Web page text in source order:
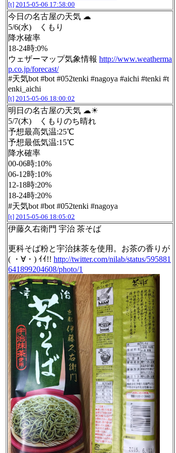
[t] 2015-05-06 17:58:00
今日の名古屋の天気 ☁
5/6(水) くもり
降水確率
18-24時:0%
ウェザーマップ気象情報 http://www.weatherma
p.co.jp/forecast/
#天気bot #bot #052tenki #nagoya #aichi #tenki #t
enki_aichi
[t] 2015-05-06 18:00:02
明日の名古屋の天気 ☁☀
5/7(木) くもりのち晴れ
予想最高気温:25℃
予想最低気温:15℃
降水確率
00-06時:10%
06-12時:10%
12-18時:20%
18-24時:20%
#天気bot #bot #052tenki #nagoya
[t] 2015-05-06 18:05:02
伊藤久右衛門 宇治 茶そば
更科そば粉と宇治抹茶を使用。お茶の香りが
( ・∀・) ｲｲ!! http://twitter.com/nilab/status/595881
641899204608/photo/1